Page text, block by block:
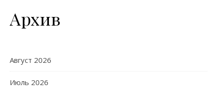
Архив
Август 2026
Июль 2026